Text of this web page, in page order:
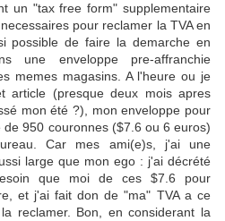
un "tax free form" supplementaire
pour reclamer la TVA en
possible de faire la demarche en
une enveloppe pre-affranchie
memes magasins. A l'heure ou je
article (presque deux mois apres
mon été ?), mon enveloppe pour
950 couronnes ($7.6 ou 6 euros)
Car mes ami(e)s, j'ai une
large que mon ego : j'ai décrété
que moi de ces $7.6 pour
et j'ai fait don de "ma" TVA a ce
reclamer. Bon, en considerant la